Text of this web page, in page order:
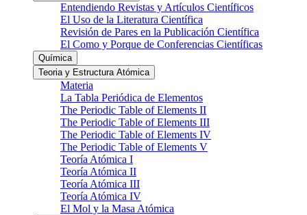
Entendiendo Revistas y Artículos Científicos
El Uso de la Literatura Científica
Revisión de Pares en la Publicación Científica
El Como y Porque de Conferencias Científicas
Química
Teoria y Estructura Atómica
Materia
La Tabla Periódica de Elementos
The Periodic Table of Elements II
The Periodic Table of Elements III
The Periodic Table of Elements IV
The Periodic Table of Elements V
Teoría Atómica I
Teoría Atómica II
Teoría Atómica III
Teoría Atómica IV
El Mol y la Masa Atómica